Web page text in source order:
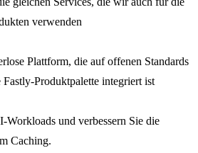
verwenden
Plattform, die auf offenen Standards
Fastly-Produktpalette integriert ist
Workloads und verbessern Sie die
Caching.